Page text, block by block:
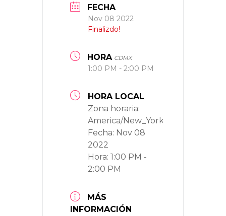
FECHA
Nov 08 2022
Finalizdo!
HORA CDMX
1:00 PM - 2:00 PM
HORA LOCAL
Zona horaria:
America/New_York
Fecha: Nov 08
2022
Hora: 1:00 PM -
2:00 PM
MÁS
INFORMACIÓN